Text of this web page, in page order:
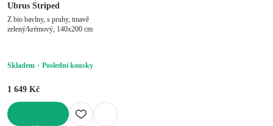
Ubrus Striped
Z bio bavlny, s pruhy, tmavě
zelený/krémový, 140x200 cm
Skladem Poslední kousky
1 649 Kč